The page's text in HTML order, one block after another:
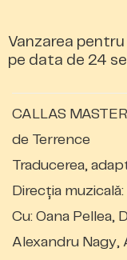
Vanzarea
pe data de 24
CALLAS
de Terrence
Traducerea,
Direcția
Cu: Oana Pellea,
Alexandru Nagy,